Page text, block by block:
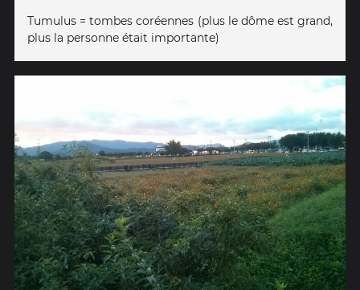
Tumulus = tombes coréennes (plus le dôme est grand,
plus la personne était importante)